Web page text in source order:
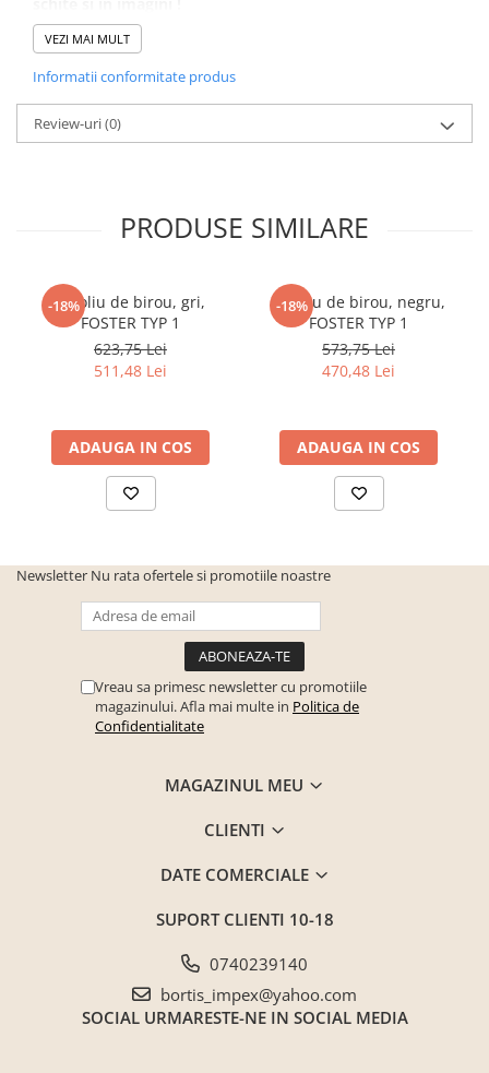
VEZI MAI MULT
Informatii conformitate produs
Review-uri(0)
PRODUSE SIMILARE
-18%
Fotoliu de birou, gri,
FOSTER TYP 1
623,75 Lei
511,48 Lei
ADAUGA IN COS
-18%
Fotoliu de birou, negru,
FOSTER TYP 1
573,75 Lei
470,48 Lei
ADAUGA IN COS
Newsletter Nu rata ofertele si promotiile noastre
Vreau sa primesc newsletter cu promotiile
magazinului. Afla mai multe in Politica de
Confidentialitate
MAGAZINUL MEU
CLIENTI
DATE COMERCIALE
SUPORT CLIENTI 10-18
0740239140
bortis_impex@yahoo.com
SOCIAL URMARESTE-NE IN SOCIAL MEDIA